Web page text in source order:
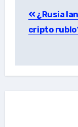
¿Rusia
cripto